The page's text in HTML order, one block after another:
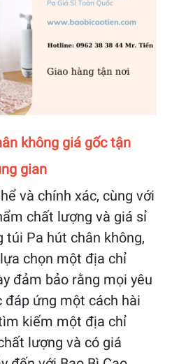
không giá gốc tận
gian
và chính xác, cùng với
chất lượng và giá sỉ
Pa hút chân không,
chọn một địa chỉ
đảm bảo rằng mọi yêu
đáp ứng một cách hài
kiếm một địa chỉ
lượng và có giá